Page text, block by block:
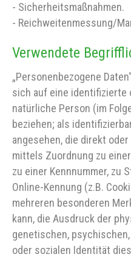
- Sicherheitsmaßnahmen.
- Reichweitenmessung/
Verwendete
„Personenbezogene
sich auf eine identifizierte
natürliche Person (im
beziehen; als
angesehen, die direkt
mittels Zuordnung zu
zu einer Kennnummer, zu
Online-Kennung (z.B.
mehreren besonderen
kann, die Ausdruck der
genetischen,
oder sozialen Identität